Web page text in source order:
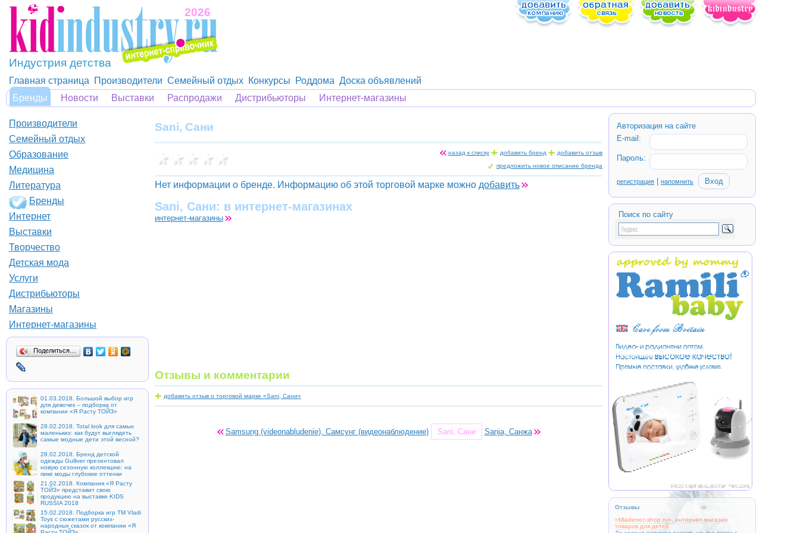
2026
Индустрия детства
Главная страница Производители Семейный отдых Конкурсы Роддома Доска объявлений
Бренды
Новости Выставки Распродажи Дистрибьюторы Интернет-магазины
Производители
Семейный отдых
Образование
Медицина
Литература
Бренды
Интернет
Выставки
Творчество
Детская мода
Услуги
Дистрибьюторы
Магазины
Интернет-магазины
Поделиться…
01.03.2018. Большой выбор игр
для девочек – подборка от
компании «Я Расту ТОЙЗ»
28.02.2018. Total look для самых
маленьких: как будут выглядеть
самые модные дети этой весной?
28.02.2018. Бренд детской
одежды Gulliver презентовал
новую сезонную коллекцию: на
пике моды глубокие оттенки
21.02.2018. Компания «Я Расту
ТОЙЗ» представит свою
продукцию на выставке KIDS
RUSSIA 2018
15.02.2018. Подборка игр ТМ Vladi
Toys с сюжетами русских-
народных сказок от компании «Я
Sani, Сани
назад к списку добавить бренд
добавить отзыв
предложить новое описание бренда
Нет информации о бренде. Информацию об этой торговой марке можно добавить
Sani, Сани: в интернет-магазинах
интернет-магазины
Отзывы и комментарии
добавить отзыв о торговой марке «Sani, Сани»
Samsung (videonabludenie), Самсунг (видеонаблюдение) Sani, Сани Sanja, Санжа
Авторизация на сайте
E-mail:
Пароль:
регистрация напомнить
Поиcк по сайту
Отзывы
«Mladenec-shop.ru», интернет-магазин
товаров для детей